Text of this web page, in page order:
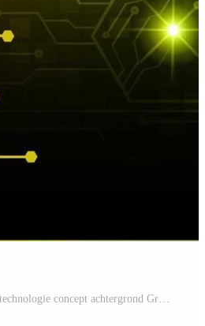
cyber circuit toekomstige technologie concept achtergrond Gratis Vector